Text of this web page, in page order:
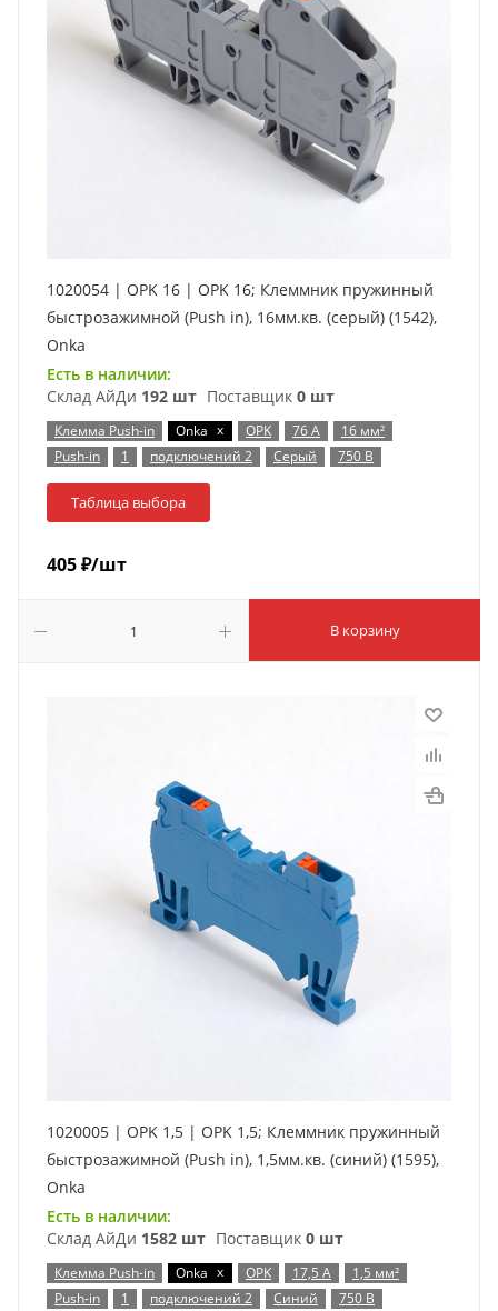
1020054 | OPK 16 | OPK 16; Клеммник пружинный
быстрозажимной (Push in), 16мм.кв. (серый) (1542),
Onka
Есть в наличии:
Склад АйДи 192 шт Поставщик 0 шт
Клемма Push-in Onka x OPK 76 А
16 мм²
Push-in
1 подключений 2 Серый 750 В
Таблица выбора
405₽/шт
В корзину
1020005 | OPK 1,5 | OPK 1,5; Клеммник пружинный
быстрозажимной (Push in), 1,5мм.кв. (синий) (1595),
Onka
Есть в наличии:
Склад АйДи 1582 шт Поставщик 0 шт
Клемма Push-in Onka x OPK 17,5 А
1,5 мм²
Push-in
1 подключений 2 Синий 750 В